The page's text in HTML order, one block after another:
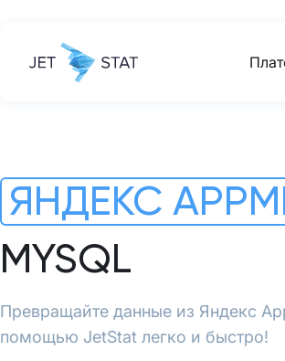
ЯНДЕКС
MYSQL
Превращайте данные из Яндекс
помощью JetStat легко и быстро!